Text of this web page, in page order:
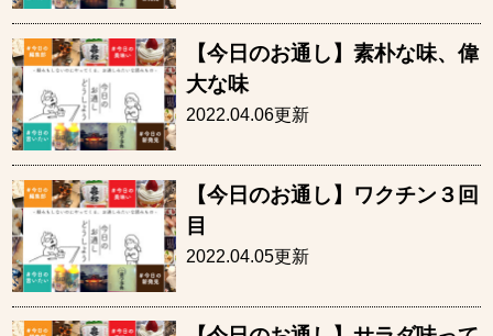
【今日のお通し】素朴な味、偉
大な味
2022.04.06更新
【今日のお通し】ワクチン３回
目
2022.04.05更新